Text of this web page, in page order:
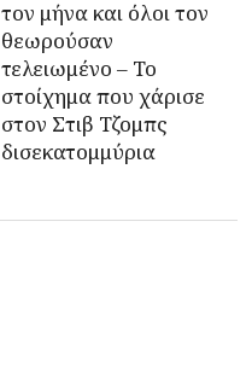
τον μήνα και όλοι τον
θεωρούσαν
τελειωμένο – Το
στοίχημα που χάρισε
στον Στιβ Τζομπς
δισεκατομμύρια